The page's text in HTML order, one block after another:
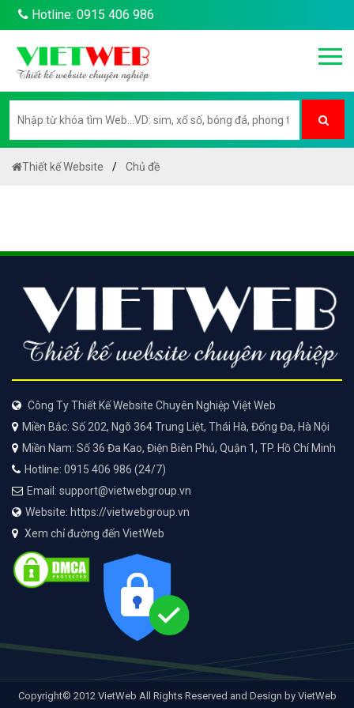
Hotline: 0915 406 986
Thiết kế Website Chủ đề
Công Ty Thiết Kế Website Chuyên Nghiệp Việt Web
Miền Bắc: Số 202, Ngõ 364 Trung Liệt, Thái Hà, Đống Đa, Hà Nội
Miền Nam: Số 36 Đa Kao, Điện Biên Phủ, Quận 1, TP. Hồ Chí Minh
Hotline: 0915 406 986 (24/7)
Email: support@vietwebgroup.vn
Website: https://vietwebgroup.vn
Xem chỉ đường đến VietWeb
Copyright© 2012 VietWeb All Rights Reserved and Design by VietWeb